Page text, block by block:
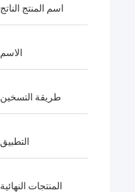
اسم المنتج الناتج
الاسم
طريقة التسخين
التطبيق
المنتجات النهائية